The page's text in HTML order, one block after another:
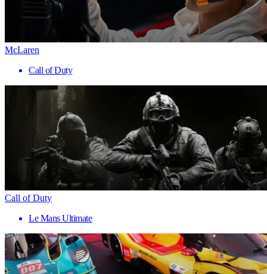
McLaren
Call of Duty
Call of Duty
Le Mans Ultimate